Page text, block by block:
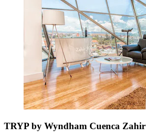
TRYP by Wyndham Cuenca Zahir